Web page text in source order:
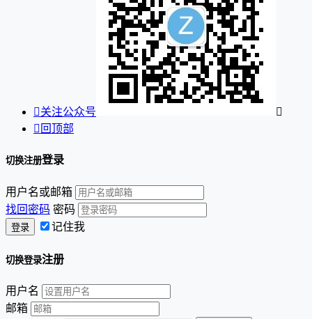
关注公众号

 回顶部
切换注册登录
用户名或邮箱
找回密码 密码
记住我
切换登录注册
用户名
邮箱